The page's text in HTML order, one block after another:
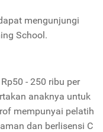
mengunjungi
School.
- 250 ribu per
anaknya untuk
mempunyai pelatih
dan berlisensi C